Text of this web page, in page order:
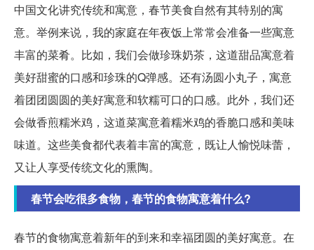
中国文化讲究传统和寓意，春节美食自然有其特别的寓
意。举例来说，我的家庭在年夜饭上常常会准备一些寓意
丰富的菜肴。比如，我们会做珍珠奶茶，这道甜品寓意着
美好甜蜜的口感和珍珠的Q弹感。还有汤圆小丸子，寓意
着团团圆圆的美好寓意和软糯可口的口感。此外，我们还
会做香煎糯米鸡，这道菜寓意着糯米鸡的香脆口感和美味
味道。这些美食都代表着丰富的寓意，既让人愉悦味蕾，
又让人享受传统文化的熏陶。
春节会吃很多食物，春节的食物寓意着什么?
春节的食物寓意着新年的到来和幸福团圆的美好寓意。在